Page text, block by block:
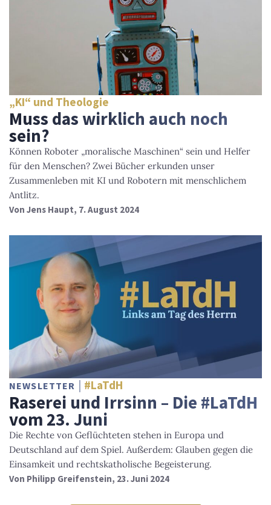
„KI“ und Theologie
Muss das wirklich auch noch
sein?
Können Roboter „moralische Maschinen“ sein und Helfer
für den Menschen? Zwei Bücher erkunden unser
Zusammenleben mit KI und Robotern mit menschlichem
Antlitz.
Von Jens Haupt, 7. August 2024
NEWSLETTER #LaTdH
Raserei und Irrsinn – Die #LaTdH
vom 23. Juni
Die Rechte von Geflüchteten stehen in Europa und
Deutschland auf dem Spiel. Außerdem: Glauben gegen die
Einsamkeit und rechtskatholische Begeisterung.
Von Philipp Greifenstein, 23. Juni 2024